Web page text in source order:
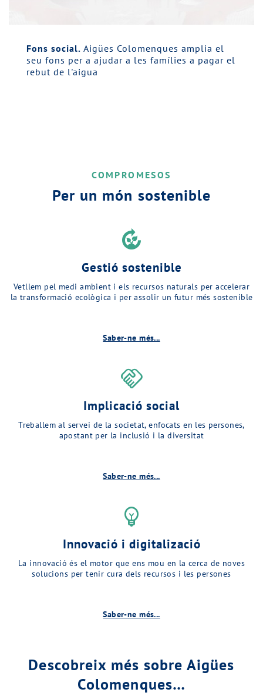
Fons social. Aigües Colomenques amplia el
seu fons per a ajudar a les famílies a pagar el
rebut de l'aigua
COMPROMESOS
Per un món sostenible
compost
Gestió sostenible
Vetllem pel medi ambient i els recursos naturals per accelerar
la transformació ecològica i per assolir un futur més sostenible
Saber-ne més...
handshake
Implicació social
Treballem al servei de la societat, enfocats en les persones,
apostant per la inclusió i la diversitat
Saber-ne més...
emoji_objects
Innovació i digitalizació
La innovació és el motor que ens mou en la cerca de noves
solucions per tenir cura dels recursos i les persones
Saber-ne més...
Descobreix més sobre Aigües
Colomenques…